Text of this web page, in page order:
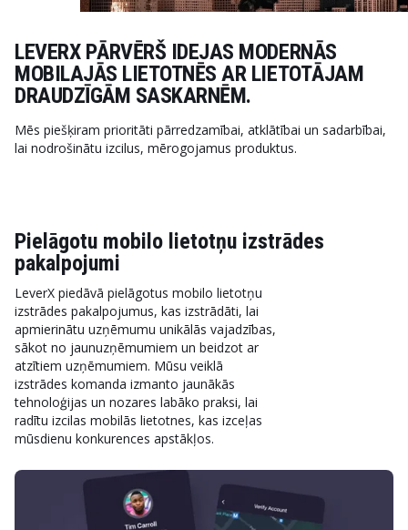
LEVERX PĀRVĒRŠ IDEJAS MODERNĀS
MOBILAJĀS LIETOTNĒS AR LIETOTĀJAM
DRAUDZĪGĀM SASKARNĒM.
Mēs piešķiram prioritāti pārredzamībai, atklātībai un sadarbībai,
lai nodrošinātu izcilus, mērogojamus produktus.
Pielāgotu mobilo lietotņu izstrādes
pakalpojumi
LeverX piedāvā pielāgotus mobilo lietotņu
izstrādes pakalpojumus, kas izstrādāti, lai
apmierinātu uzņēmumu unikālās vajadzības,
sākot no jaunuzņēmumiem un beidzot ar
atzītiem uzņēmumiem. Mūsu veiklā
izstrādes komanda izmanto jaunākās
tehnoloģijas un nozares labāko praksi, lai
radītu izcilas mobilās lietotnes, kas izceļas
mūsdienu konkurences apstākļos.